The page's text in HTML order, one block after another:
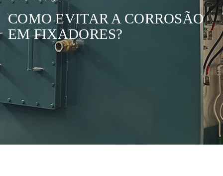
COMO EVITAR A CORROSÃO
EM FIXADORES?